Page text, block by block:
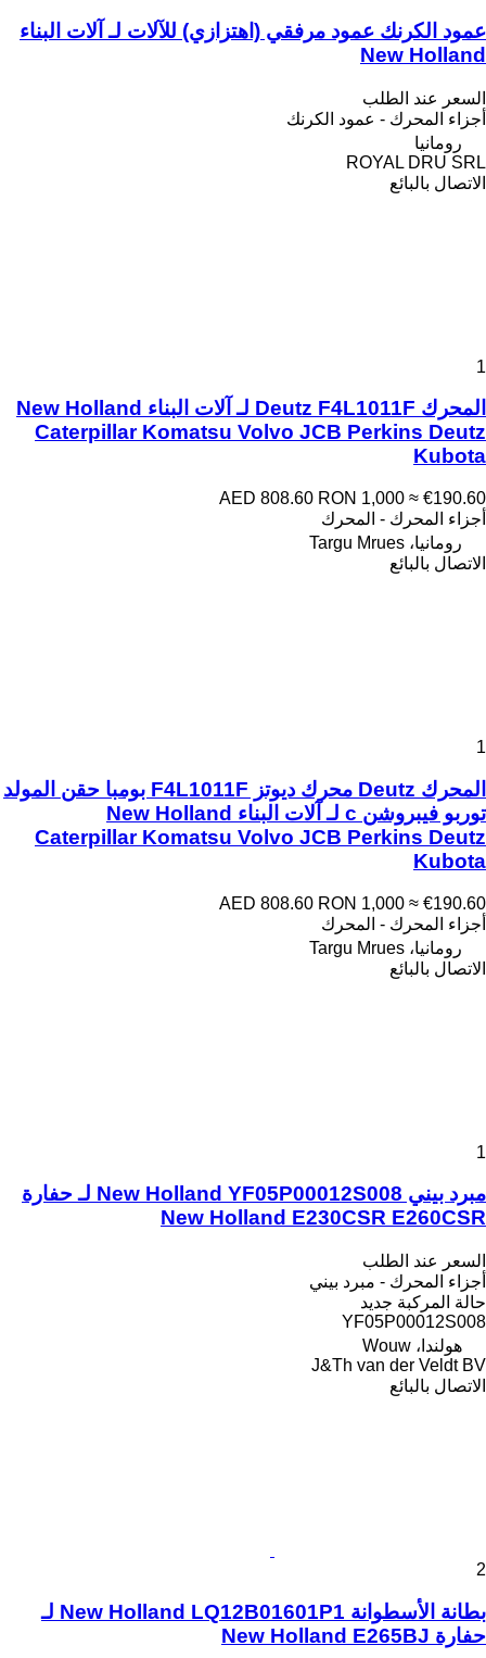
عمود الكرنك عمود مرفقي (اهتزازي) للآلات لـ آلات البناء
New Holland
السعر عند الطلب
أجزاء المحرك - عمود الكرنك
رومانيا
ROYAL DRU SRL
الاتصال بالبائع
1
المحرك Deutz F4L1011F لـ آلات البناء New Holland
Caterpillar Komatsu Volvo JCB Perkins Deutz
Kubota
AED 808.60 RON 1,000 ≈ €190.60
أجزاء المحرك - المحرك
رومانيا، Targu Mrues
الاتصال بالبائع
1
المحرك Deutz محرك ديوتز F4L1011F بومبا حقن المولد
توربو فيبروشن c لـ آلات البناء New Holland
Caterpillar Komatsu Volvo JCB Perkins Deutz
Kubota
AED 808.60 RON 1,000 ≈ €190.60
أجزاء المحرك - المحرك
رومانيا، Targu Mrues
الاتصال بالبائع
1
مبرد بيني New Holland YF05P00012S008 لـ حفارة
New Holland E230CSR E260CSR
السعر عند الطلب
أجزاء المحرك - مبرد بيني
حالة المركبة جديد
YF05P00012S008
هولندا، Wouw
J&Th van der Veldt BV
الاتصال بالبائع
2
بطانة الأسطوانة New Holland LQ12B01601P1 لـ
حفارة New Holland E265BJ